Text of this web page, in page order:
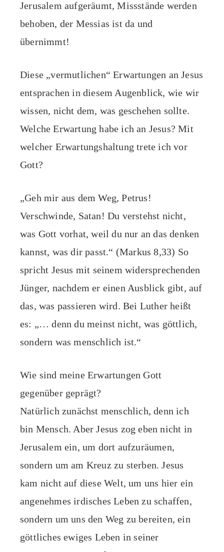
Jerusalem aufgeräumt, Missstände werden
behoben, der Messias ist da und
übernimmt!
Diese „vermutlichen“ Erwartungen an Jesus
entsprachen in diesem Augenblick, wie wir
wissen, nicht dem, was geschehen sollte.
Welche Erwartung habe ich an Jesus? Mit
welcher Erwartungshaltung trete ich vor
Gott?
„Geh mir aus dem Weg, Petrus!
Verschwinde, Satan! Du verstehst nicht,
was Gott vorhat, weil du nur an das denken
kannst, was dir passt.“ (Markus 8,33) So
spricht Jesus mit seinem widersprechenden
Jünger, nachdem er einen Ausblick gibt, auf
das, was passieren wird. Bei Luther heißt
es: „… denn du meinst nicht, was göttlich,
sondern was menschlich ist.“
Wie sind meine Erwartungen Gott
gegenüber geprägt?
Natürlich zunächst menschlich, denn ich
bin Mensch. Aber Jesus zog eben nicht in
Jerusalem ein, um dort aufzuräumen,
sondern um am Kreuz zu sterben. Jesus
kam nicht auf diese Welt, um uns hier ein
angenehmes irdisches Leben zu schaffen,
sondern um uns den Weg zu bereiten, ein
göttliches ewiges Leben in seiner